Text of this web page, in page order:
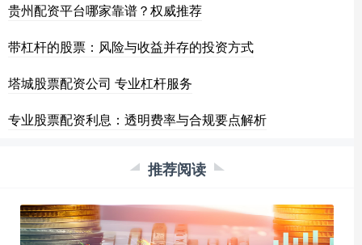
贵州配资平台哪家靠谱？权威推荐
带杠杆的股票：风险与收益并存的投资方式
塔城股票配资公司 专业杠杆服务
专业股票配资利息：透明费率与合规要点解析
推荐阅读